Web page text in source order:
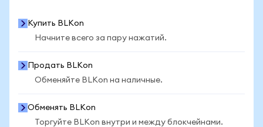
Купить BLKon
Начните всего за пару нажатий.
Продать BLKon
Обменяйте BLKon на наличные.
Обменять BLKon
Торгуйте BLKon внутри и между блокчейнами.